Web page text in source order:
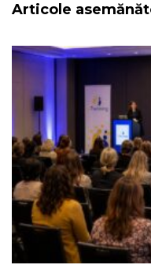
Articole